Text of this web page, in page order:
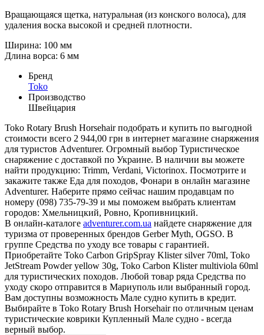
Вращающаяся щетка, натуральная (из конского волоса), для
удаления воска высокой и средней плотности.
Ширина: 100 мм
Длина ворса: 6 мм
Бренд
Toko
Производство
Швейцария
Toko Rotary Brush Horsehair подобрать и купить по выгодной
стоимости всего 2 944,00 грн в интернет магазине снаряжения
для туристов Adventurer. Огромный выбор Туристическое
снаряжение с доставкой по Украине. В наличии вы можете
найти продукцию: Trimm, Verdani, Victorinox. Посмотрите и
закажите также Еда для походов, Фонари в онлайн магазине
Adventurer. Наберите прямо сейчас нашим продавцам по
номеру (098) 735-79-39 и мы поможем выбрать клиентам
городов: Хмельницкий, Ровно, Кропивницкий.
В онлайн-каталоге adventurer.com.ua найдете снаряжение для
туризма от проверенных брендов Gerber Myth, OGSO. В
группе Средства по уходу все товары с гарантией.
Приобретайте Toko Carbon GripSpray Klister silver 70ml, Toko
JetStream Powder yellow 30g, Toko Carbon Klister multiviola 60ml
для туристических походов. Любой товар ряда Средства по
уходу скоро отправится в Мариуполь или выбранный город.
Вам доступны возможность Мале судно купить в кредит.
Выбирайте в Toko Rotary Brush Horsehair по отличным ценам
туристические коврики Купленный Мале судно - всегда
верный выбор.